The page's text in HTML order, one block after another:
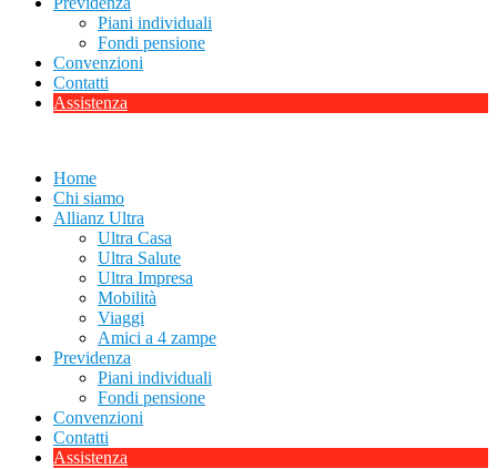
Piani individuali
Fondi pensione
Convenzioni
Contatti
Assistenza
Home
Chi siamo
Allianz Ultra
Ultra Casa
Ultra Salute
Ultra Impresa
Mobilità
Viaggi
Amici a 4 zampe
Previdenza
Piani individuali
Fondi pensione
Convenzioni
Contatti
Assistenza